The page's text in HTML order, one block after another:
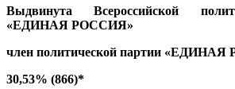
Выдвинута Всероссийской
«ЕДИНАЯ РОССИЯ»
член политической партии
30,53% (866)*